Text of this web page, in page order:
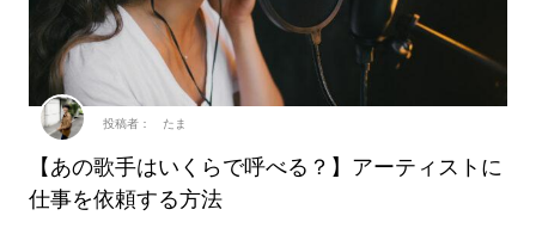
【あの歌手はいくらで呼べる？】アーティストに
仕事を依頼する方法
投稿者： たま